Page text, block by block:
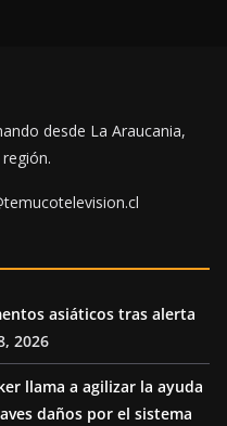
desde La Araucania,
asiáticos tras alerta
2026
llama a agilizar la ayuda
daños por el sistema